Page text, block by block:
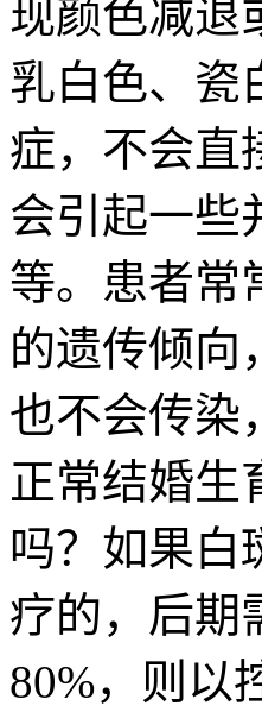
现颜色减退
乳白色、瓷
症，不会直
会引起一些
等。患者常
的遗传倾向
也不会传染
正常结婚生
吗？如果白
疗的，后期
80%，则以